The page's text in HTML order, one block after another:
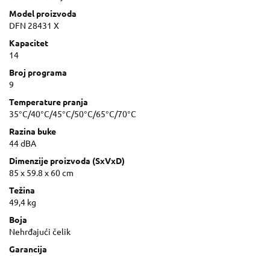
Model proizvoda
DFN 28431 X
Kapacitet
14
Broj programa
9
Temperature pranja
35°C/40°C/45°C/50°C/65°C/70°C
Razina buke
44 dBA
Dimenzije proizvoda (SxVxD)
85 x 59.8 x 60 cm
Težina
49,4 kg
Boja
Nehrđajući čelik
Garancija